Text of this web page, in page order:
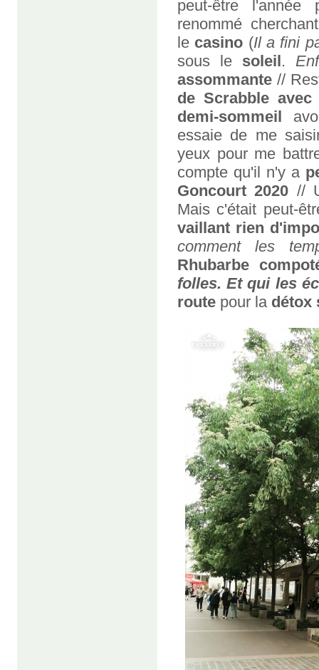
peut-être
renommé
le casino (Il a fini
sous le soleil .
assommante //
de Scrabble
demi-sommeil
essaie de me
yeux pour me
compte qu'il n'y a
Goncourt 2020 //
Mais c'était peut-
vaillant rien
comment les
Rhubarbe
folles. Et qui les
route pour la détox